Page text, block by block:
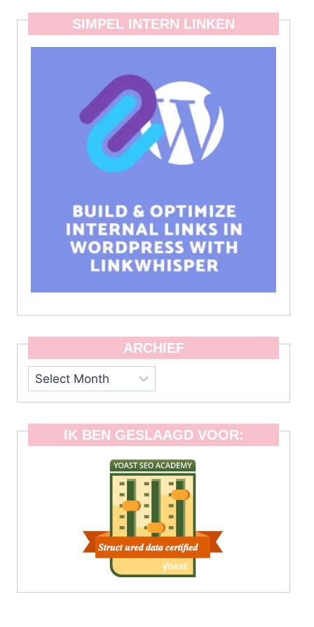
SIMPEL INTERN LINKEN
ARCHIEF
Archief
IK BEN GESLAAGD VOOR: